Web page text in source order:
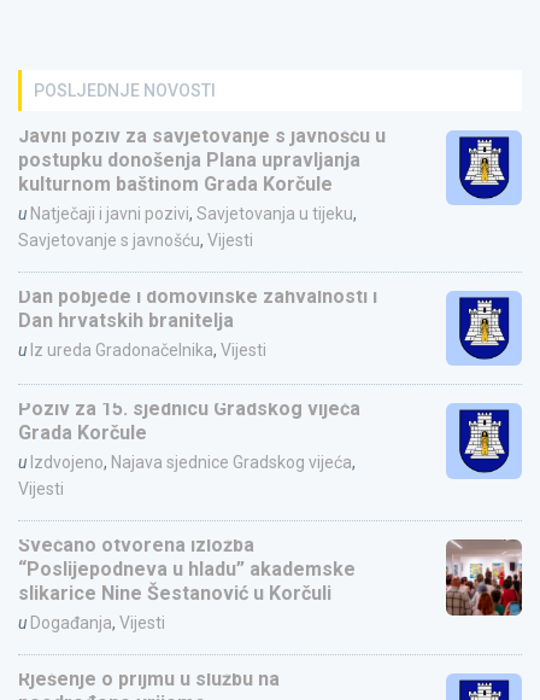
POSLJEDNJE NOVOSTI
Javni poziv za savjetovanje s javnošću u
postupku donošenja Plana upravljanja
kulturnom baštinom Grada Korčule
u Natječaji i javni pozivi, Savjetovanja u tijeku,
Savjetovanje s javnošću, Vijesti
Dan pobjede i domovinske zahvalnosti i
Dan hrvatskih branitelja
u Iz ureda Gradonačelnika, Vijesti
Poziv za 15. sjednicu Gradskog vijeća
Grada Korčule
u Izdvojeno, Najava sjednice Gradskog vijeća,
Vijesti
Svečano otvorena izložba
“Poslijepodneva u hladu” akademske
slikarice Nine Šestanović u Korčuli
u Događanja, Vijesti
Rješenje o prijmu u službu na